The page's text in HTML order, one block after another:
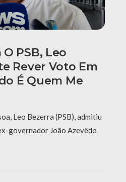
PSB, Leo
Rever Voto Em
É Quem Me
Leo Bezerra (PSB), admitiu
governador João Azevêdo